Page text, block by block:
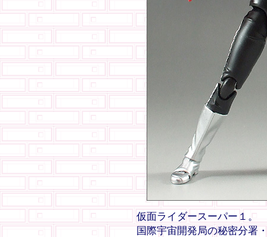
仮面ライダースーパー１。
国際宇宙開発局の秘密分署